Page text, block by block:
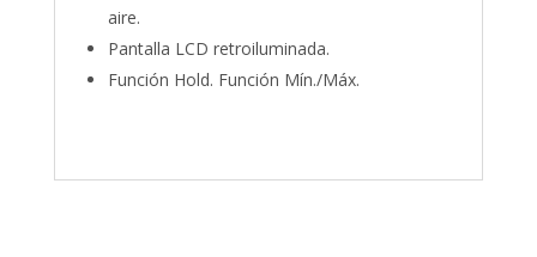
aire.
Pantalla LCD retroiluminada.
Función Hold. Función Mín./Máx.